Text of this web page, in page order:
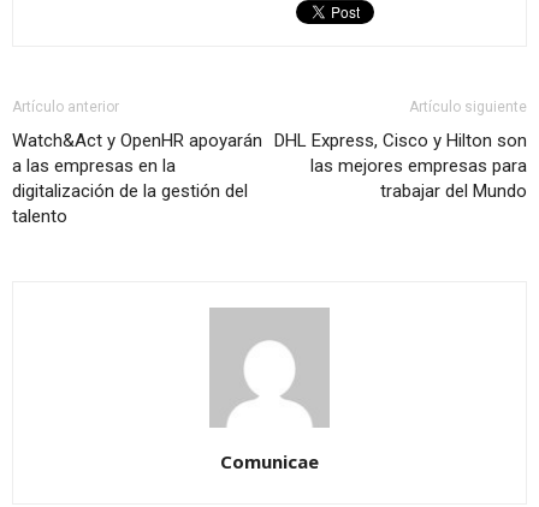
Artículo anterior
Watch&Act y OpenHR apoyarán
a las empresas en la
digitalización de la gestión del
talento
Artículo siguiente
DHL Express, Cisco y Hilton son
las mejores empresas para
trabajar del Mundo
Comunicae